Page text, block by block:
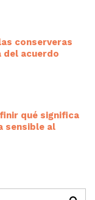
conserveras
del acuerdo
qué significa
sensible al